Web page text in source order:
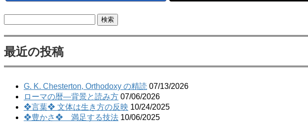
最近の投稿
G. K. Chesterton, Orthodoxy の精読 07/13/2026
ローマの暦―背景と読み方 07/06/2026
❖言葉❖ 文体は生き方の反映 10/24/2025
❖豊かさ❖ 満足する技法 10/06/2025